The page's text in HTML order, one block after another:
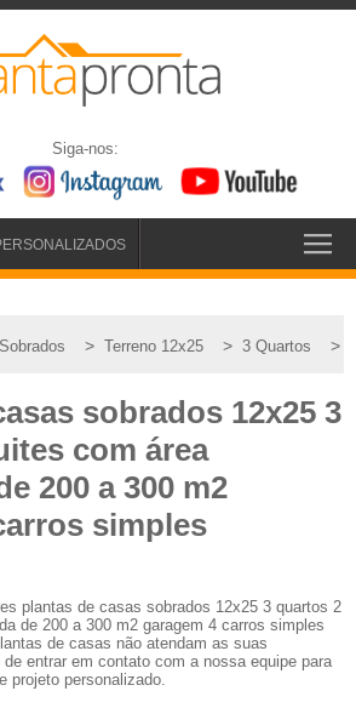
Siga-nos:
> Terreno 12x25 > 3 Quartos >
sobrados 12x25 3
com área
200 a 300 m2
simples
plantas de casas sobrados 12x25 3 quartos 2
de 200 a 300 m2 garagem 4 carros simples
de casas não atendam as suas
entrar em contato com a nossa equipe para
projeto personalizado.